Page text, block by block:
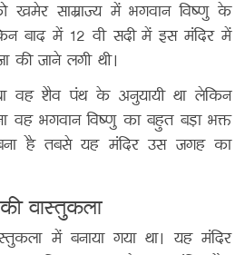
साम्राज्य में भगवान विष्णु के
बाद में 12 वी सदी में इस मंदिर में
की जाने लगी थी।
वह शैव पंथ के अनुयायी था लेकिन
वह भगवान विष्णु का बहुत बड़ा भक्त
है तबसे यह मंदिर उस जगह का
वास्तुकला
में बनाया गया था। यह मंदिर